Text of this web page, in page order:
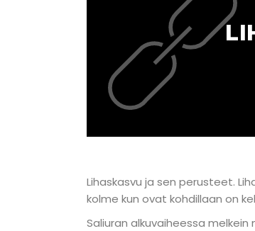
Lihaskasvu ja sen perusteet.
kolme kun ovat kohdillaan on
Saliuran alkuvaiheessa